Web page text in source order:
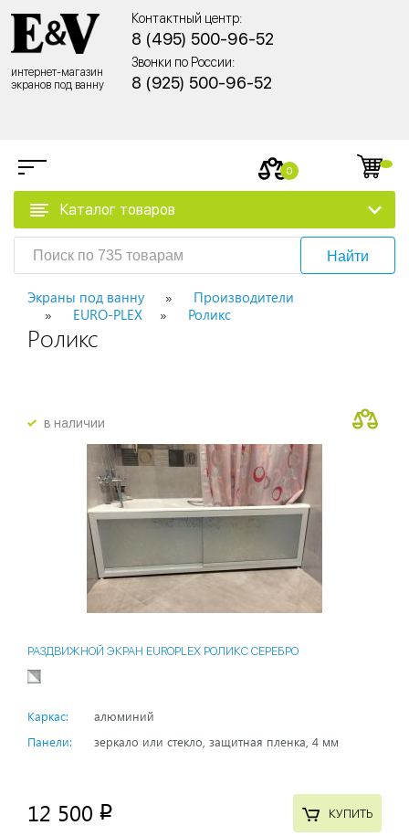
интернет-магазин
экранов под ванну
Контактный центр:
8 (495) 500-96-52
Звонки по России:
8 (925) 500-96-52
0
Каталог товаров
Найти
Экраны под ванну
Производители
EURO-PLEX
Роликс
Роликс
в наличии
РАЗДВИЖНОЙ ЭКРАН EUROPLEX РОЛИКС СЕРЕБРО
Каркас:
алюминий
Панели:
зеркало или стекло, защитная пленка, 4 мм
12 500 p КУПИТЬ